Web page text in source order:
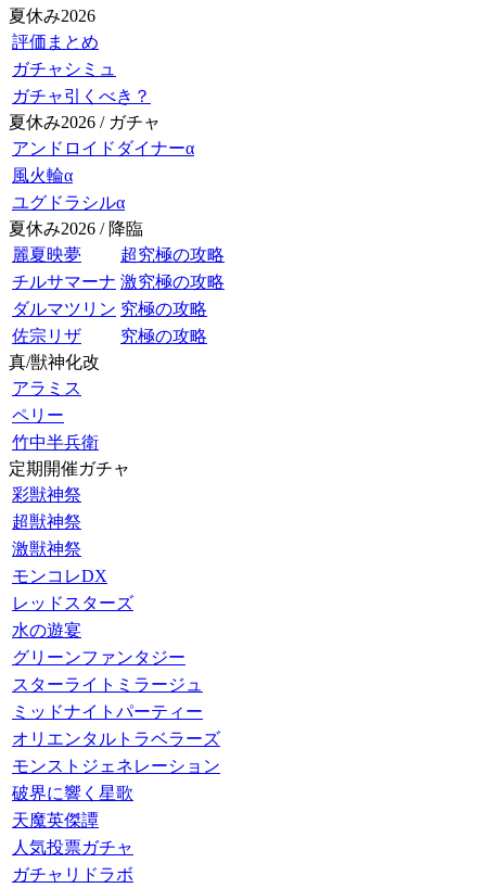
夏休み2026
評価まとめ
ガチャシミュ
ガチャ引くべき？
夏休み2026 / ガチャ
アンドロイドダイナーα
風火輪α
ユグドラシルα
夏休み2026 / 降臨
麗夏映夢
超究極の攻略
チルサマーナ 激究極の攻略
ダルマツリン 究極の攻略
佐宗リザ
究極の攻略
真/獣神化改
アラミス
ペリー
竹中半兵衛
定期開催ガチャ
彩獣神祭
超獣神祭
激獣神祭
モンコレDX
レッドスターズ
水の遊宴
グリーンファンタジー
スターライトミラージュ
ミッドナイトパーティー
オリエンタルトラベラーズ
モンストジェネレーション
破界に響く星歌
天魔英傑譚
人気投票ガチャ
ガチャリドラボ